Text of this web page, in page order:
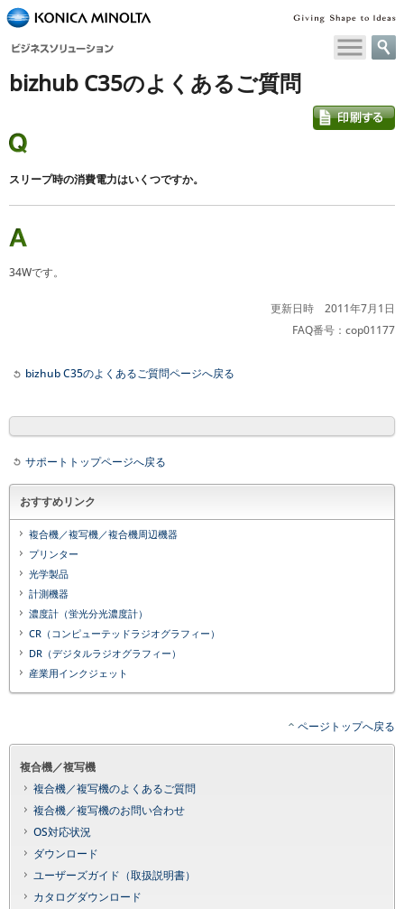
ペ
ー
内
用
の
リ
で
す
本
bizhub C35のよくあるご質問
スリープ時の消費電力はいくつですか。
34Wです。
更新日時 2011年7月1日
FAQ番号：cop01177
bizhub C35のよくあるご質問ページへ戻る
サポートトップページへ戻る
おすすめリンク
複合機／複写機／複合機周辺機器
プリンター
光学製品
計測機器
濃度計（蛍光分光濃度計）
CR（コンピューテッドラジオグラフィー）
DR（デジタルラジオグラフィー）
産業用インクジェット
ページトップへ戻る
複合機／複写機
複合機／複写機のよくあるご質問
複合機／複写機のお問い合わせ
OS対応状況
ダウンロード
ユーザーズガイド（取扱説明書）
カタログダウンロード